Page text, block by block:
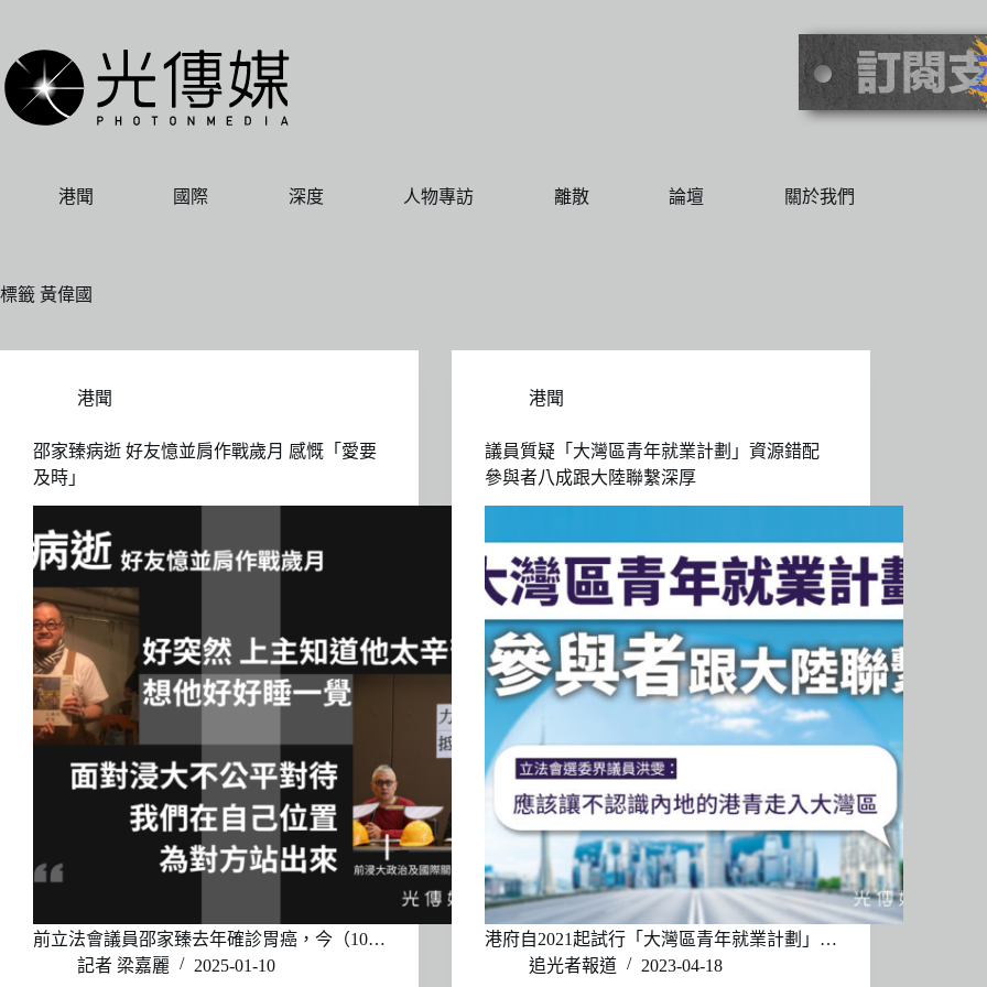
主
要
內
港聞 國際 深度 人物專訪 離散 論壇 關於我們
標籤 黃偉國
港聞
邵家臻病逝 好友憶並肩作戰歲月 感慨「愛要
及時」
前立法會議員邵家臻去年確診胃癌，今（10…
記者 梁嘉麗
2025-01-10
港聞
議員質疑「大灣區青年就業計劃」資源錯配
參與者八成跟大陸聯繫深厚
港府自2021起試行「大灣區青年就業計劃」…
追光者報道
2023-04-18